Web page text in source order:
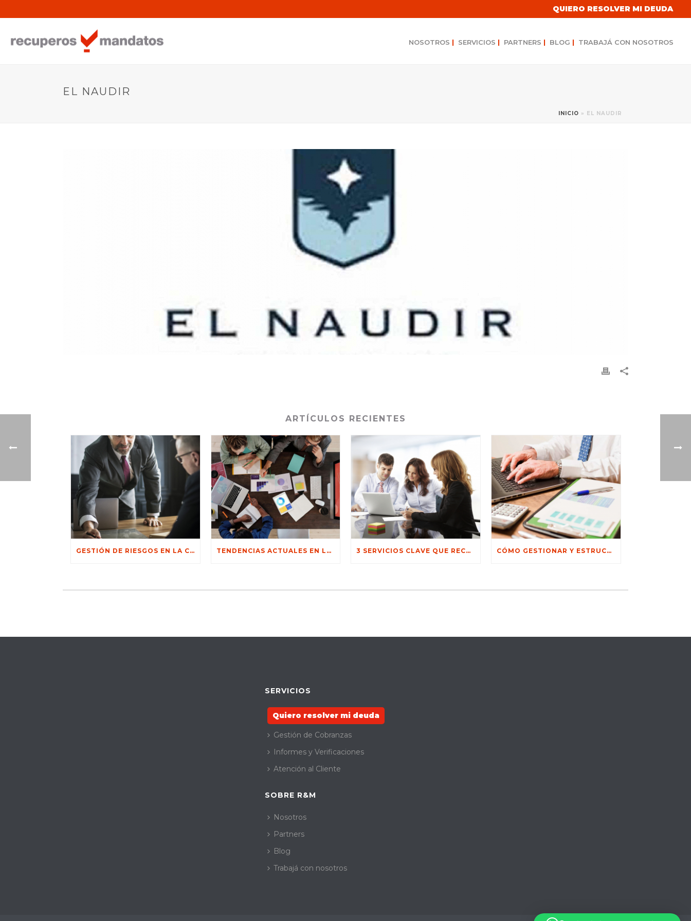
QUIERO RESOLVER MI DEUDA
NOSOTROS | SERVICIOS | PARTNERS | BLOG | TRABAJÁ CON NOSOTROS
EL NAUDIR
INICIO » EL NAUDIR
ARTÍCULOS RECIENTES
GESTIÓN DE RIESGOS EN LA CONCESIÓN DE CRÉDITOS: ESTRATEGIAS PARA MINIMIZAR LA MOROSIDAD TENDENCIAS ACTUALES EN LA GESTIÓN DE COBRANZAS 3 SERVICIOS CLAVE QUE RECUPEROS Y MANDATOS TE OFRECE PARA RECUPERAR TU GESTIÓN DE COBRANZA CÓMO GESTIONAR Y ESTRUCTURAR UN CORREO DE GESTIÓN DE COBROS
SERVICIOS
Quiero resolver mi deuda
Gestión de Cobranzas
Informes y Verificaciones
Atención al Cliente
SOBRE R&M
Nosotros
Partners
Blog
Trabajá con nosotros